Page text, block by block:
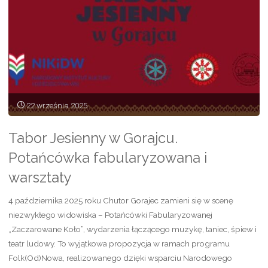
podsumowującego
projekt
Etnoperformance
–
wokół
wiannej!”
22 września 2025
Tabor Jesienny w Gorajcu.
Potańcówka fabularyzowana i
warsztaty
4 października 2025 roku Chutor Gorajec zamieni się w scenę
niezwykłego widowiska – Potańcówki Fabularyzowanej
„Zaczarowane Koło”, wydarzenia łączącego muzykę, taniec, śpiew i
teatr ludowy. To wyjątkowa propozycja w ramach programu
Folk(Od)Nowa, realizowanego dzięki wsparciu Narodowego